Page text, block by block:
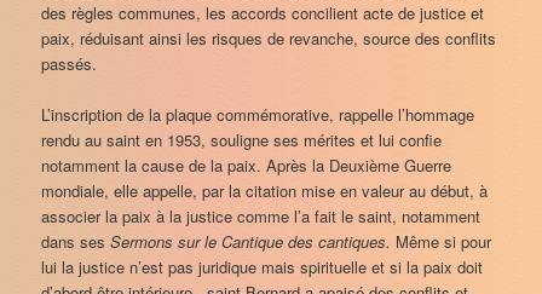
des règles communes, les accords concilient acte de justice et
paix, réduisant ainsi les risques de revanche, source des conflits
passés.
L’inscription de la plaque commémorative, rappelle l’hommage
rendu au saint en 1953, souligne ses mérites et lui confie
notamment la cause de la paix. Après la Deuxième Guerre
mondiale, elle appelle, par la citation mise en valeur au début, à
associer la paix à la justice comme l’a fait le saint, notamment
dans sesSermons sur le Cantique des cantiques. Même si pour
lui la justice n’est pas juridique mais spirituelle et si la paix doit